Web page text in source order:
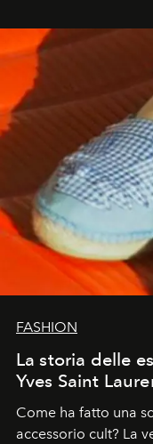
FASHION
La storia delle
Yves Saint
Come ha fatto una
accessorio cult? La